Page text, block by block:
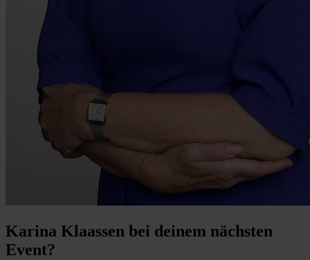
Karina Klaassen bei deinem nächsten
Event?